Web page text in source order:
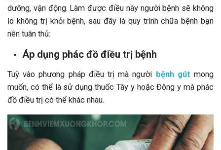
dưỡng, vận động. Làm được điều này người bệnh sẽ không
lo không trị khỏi bệnh, sau đây là quy trình chữa bệnh bạn
nên tuân thủ:
Áp dụng phác đồ điều trị bệnh
Tuỳ vào phương pháp điều trị mà người bệnh gút mong
muốn, có thể là sử dụng thuốc Tây y hoặc Đông y mà phác
đồ điều trị có thể khác nhau.